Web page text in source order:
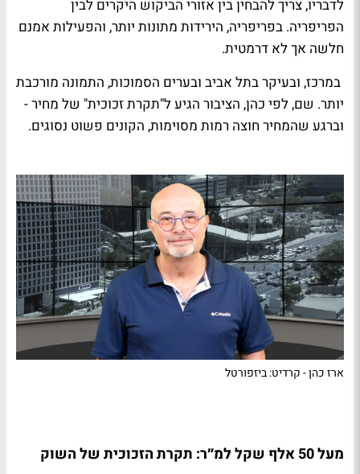
לדבריו, צריך להבחין בין אזורי הביקוש היקרים לבין
הפריפריה. בפריפריה, הירידות מתונות יותר, והפעילות אמנם
חלשה אך לא דרמטית.
במרכז, ובעיקר בתל אביב ובערים הסמוכות, התמונה מורכבת
יותר. שם, לפי כהן, הציבור הגיע ל"תקרת זכוכית" של מחיר -
וברגע שהמחיר חוצה רמות מסוימות, הקונים פשוט נסוגים.
ארז כהן - קרדיט: ביזפורטל
מעל 50 אלף שקל למ״ר: תקרת הזכוכית של השוק